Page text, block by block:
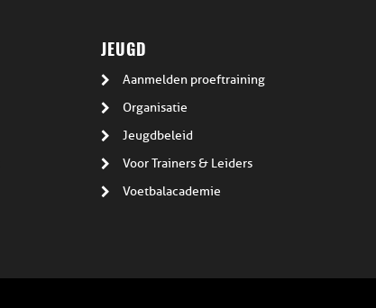
JEUGD
Aanmelden proeftraining
Organisatie
Jeugdbeleid
Voor Trainers & Leiders
Voetbalacademie